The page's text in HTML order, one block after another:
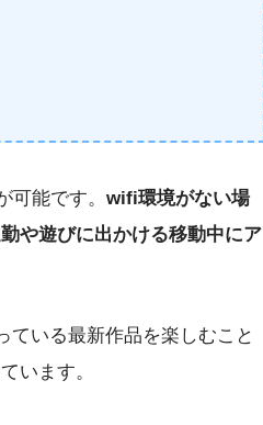
能です。 wifi環境がない場
や遊びに出かける移動中にア
ている最新作品を楽しむこと
います。